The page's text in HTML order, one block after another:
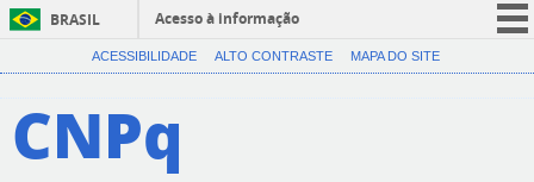
BRASIL
Acesso à informação
CORONAVÍRUS (COVID-19)
ACESSIBILIDADE ALTO CONTRASTE MAPA DO SITE
CNPq